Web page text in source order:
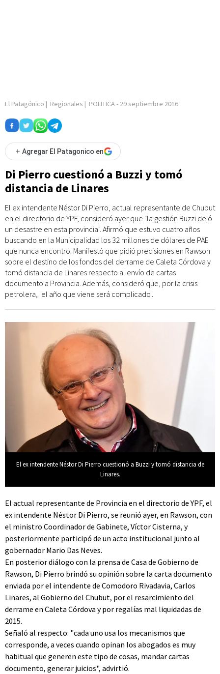
El Patagónico | Regionales | POLITICA- 29 septiembre 2016
+ Agregar El Patagonico en
Di Pierro cuestionó a Buzzi y tomó
distancia de Linares
El ex intendente Néstor Di Pierro, actual representante de Chubut
en el directorio de YPF, consideró ayer que "la gestión Buzzi dejó
un desastre en esta provincia". Afirmó que estuvo cuatro años
buscando en la Municipalidad los 32 millones de dólares de PAE
que nunca encontró. Manifestó que pidió precisiones en Rawson
sobre el destino de los fondos del derrame de Caleta Córdova y
tomó distancia de Linares respecto al envío de cartas
documento a Provincia. Además, consideró que, por la crisis
petrolera, "el año que viene será complicado".
El ex intendente Néstor Di Pierro cuestionó a Buzzi y tomó distancia de
Linares.
El actual representante de Provincia en el directorio de YPF, el
ex intendente Néstor Di Pierro, se reunió ayer, en Rawson, con
el ministro Coordinador de Gabinete, Víctor Cisterna, y
posteriormente participó de un acto institucional junto al
gobernador Mario Das Neves.
En posterior diálogo con la prensa de Casa de Gobierno de
Rawson, Di Pierro brindó su opinión sobre la carta documento
enviada por el intendente de Comodoro Rivadavia, Carlos
Linares, al Gobierno del Chubut, por el resarcimiento del
derrame en Caleta Córdova y por regalías mal liquidadas de
2015.
Señaló al respecto: "cada uno usa los mecanismos que
corresponde, a veces cuando opinan los abogados es muy
habitual que generen este tipo de cosas, mandar cartas
documento, generar juicios", advirtió.